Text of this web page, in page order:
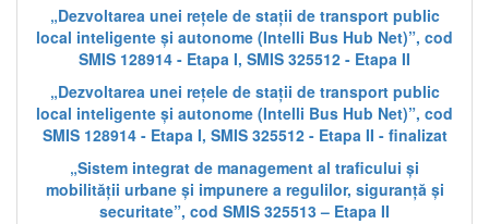
„Dezvoltarea unei rețele de stații de transport public
local inteligente și autonome (Intelli Bus Hub Net)”, cod
SMIS 128914 - Etapa I, SMIS 325512 - Etapa II
„Dezvoltarea unei rețele de stații de transport public
local inteligente și autonome (Intelli Bus Hub Net)”, cod
SMIS 128914 - Etapa I, SMIS 325512 - Etapa II - finalizat
„Sistem integrat de management al traficului și
mobilității urbane și impunere a regulilor, siguranță și
securitate”, cod SMIS 325513 – Etapa II